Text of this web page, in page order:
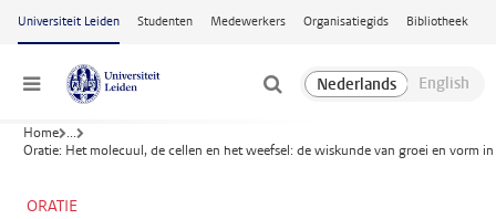
Ga naar hoofdinhoud
Universiteit Leiden Studenten Medewerkers Organisatiegids Bibliotheek
Menu
Home ...
Oratie: Het molecuul, de cellen en het weefsel: de wiskunde van groei en vorm
ORATIE